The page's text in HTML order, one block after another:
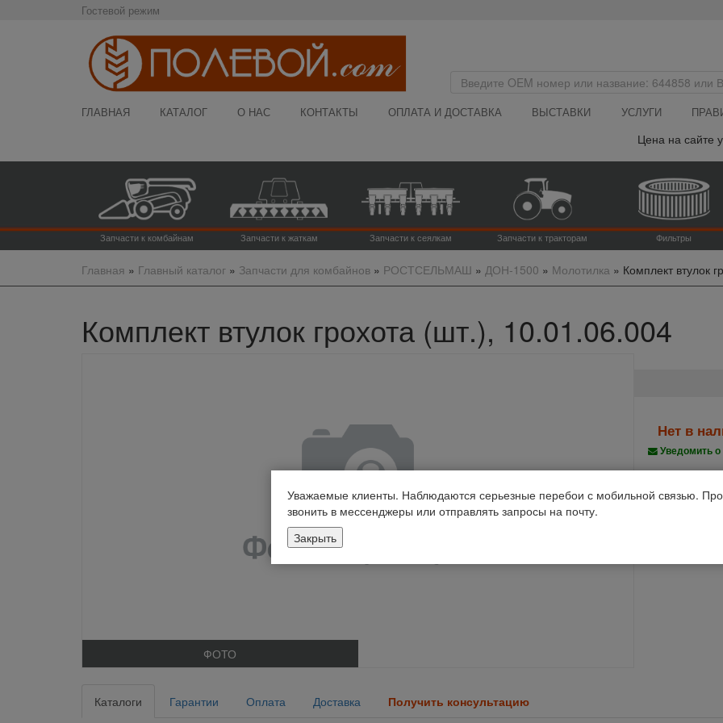
Гостевой режим
ГЛАВНАЯ КАТАЛОГ О НАС КОНТАКТЫ ОПЛАТА И ДОСТАВКА ВЫСТАВКИ УСЛУГИ
Цена на сайте
Запчасти к комбайнам Запчасти к жаткам Запчасти к сеялкам Запчасти к тракторам Фильтры
Главная » Главный каталог» Запчасти для комбайнов» РОСТСЕЛЬМАШ » ДОН-1500 » Молотилка» Комплект втулок
Комплект втулок грохота (шт.), 10.01.06.004
ФОТО
Нет в
Уведомить
Каталоги Гарантии Оплата Доставка Получить консультацию
Уважаемые клиенты. Наблюдаются серьезные перебои с мобильной связью.
звонить в мессенджеры или отправлять запросы на почту.
Закрыть